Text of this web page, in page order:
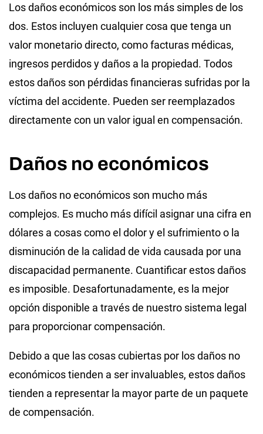
Los daños económicos son los más simples de los
dos. Estos incluyen cualquier cosa que tenga un
valor monetario directo, como facturas médicas,
ingresos perdidos y daños a la propiedad. Todos
estos daños son pérdidas financieras sufridas por la
víctima del accidente. Pueden ser reemplazados
directamente con un valor igual en compensación.
Daños no económicos
Los daños no económicos son mucho más
complejos. Es mucho más difícil asignar una cifra en
dólares a cosas como el dolor y el sufrimiento o la
disminución de la calidad de vida causada por una
discapacidad permanente. Cuantificar estos daños
es imposible. Desafortunadamente, es la mejor
opción disponible a través de nuestro sistema legal
para proporcionar compensación.
Debido a que las cosas cubiertas por los daños no
económicos tienden a ser invaluables, estos daños
tienden a representar la mayor parte de un paquete
de compensación.